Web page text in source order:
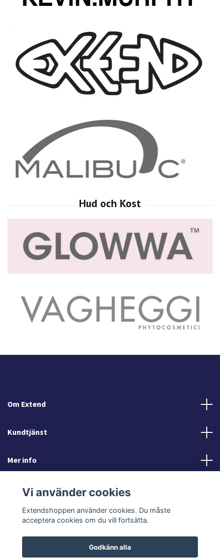
Om Extend
Kundtjänst
Mer info
Sociala medier
© 2026 Extendshoppen
Vi använder cookies
Extendshoppen använder cookies. Du måste
acceptera cookies om du vill fortsätta.
Godkänn alla